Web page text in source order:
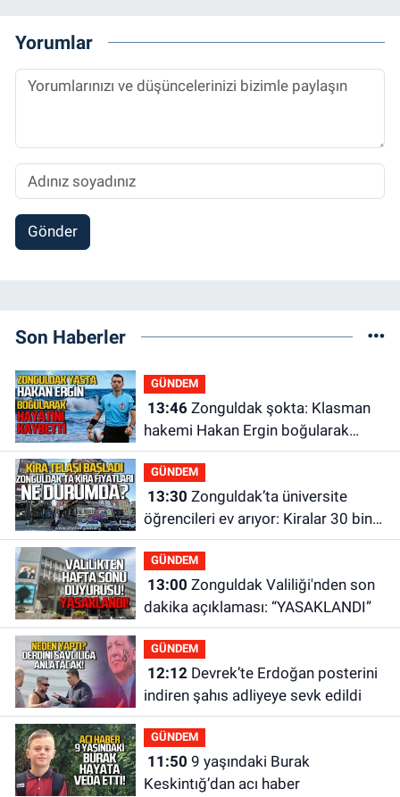
Yorumlar
Gönder
Son Haberler
GÜNDEM
13:46Zonguldak şokta: Klasman
hakemi Hakan Ergin boğularak
hayatını kaybetti
GÜNDEM
13:30
öğrencileri ev arıyor: Kiralar 30 bin
liraya kadar çıkıyor
GÜNDEM
13:00
dakika açıklaması: “YASAKLANDI”
GÜNDEM
12:12Devrek’te Erdoğan posterini
indiren şahıs adliyeye sevk edildi
GÜNDEM
11:50
Keskintığ’dan acı haber